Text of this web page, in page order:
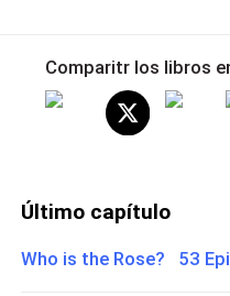
Comparitr los libros
Último capítulo
Who is the Rose? 53